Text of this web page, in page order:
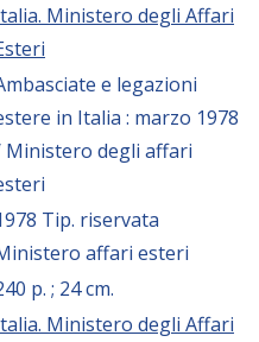
Ministero degli Affari
e legazioni
in Italia : marzo 1978
Ministero degli affari
Tip. riservata
affari esteri
p. ; 24 cm.
Ministero degli Affari